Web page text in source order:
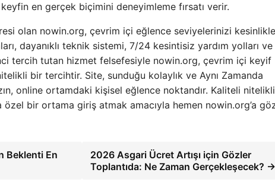
en gerçek biçimini deneyimleme fırsatı verir.
olan nowin.org, çevrim içi eğlence seviyelerinizi
dayanıklı teknik sistemi, 7/24 kesintisiz yardım yolları ve
tercih tutan hizmet felsefesiyle nowin.org, çevrim içi keyif
bir tercihtir. Site, sunduğu kolaylık ve Aynı Zamanda
online ortamdaki kişisel eğlence noktandır. Kaliteli nitelikli
bir ortama giriş atmak amacıyla hemen nowin.org’a
Beklenti En
2026 Asgari Ücret Artışı için Gözler
Toplantıda: Ne Zaman Gerçekleşecek? →